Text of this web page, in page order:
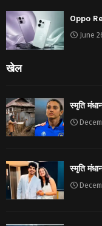
Oppo
June
खेल
स्मृति
स्मृति